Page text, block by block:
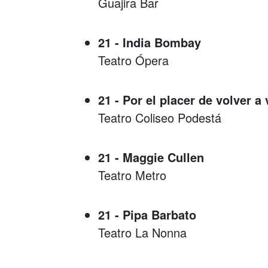
21 - India Bombay
Teatro Ópera
21 - Por el placer de volver a
Teatro Coliseo Podestá
21 - Maggie Cullen
Teatro Metro
21 - Pipa Barbato
Teatro La Nonna